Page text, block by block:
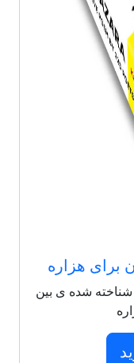
برای هزاره
نظیر از 125 شاعر شناخته شده ی بین